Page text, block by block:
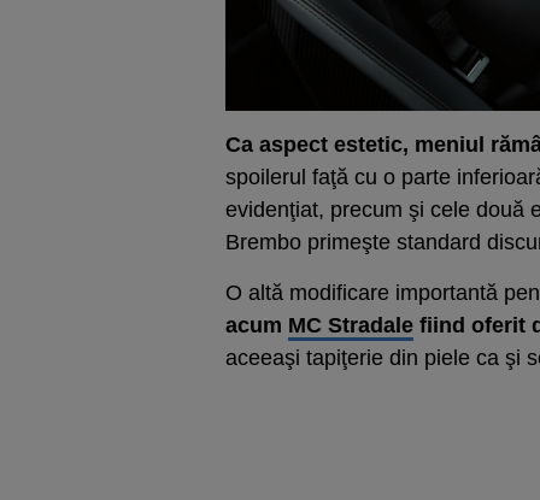
Ca aspect estetic, meniul
spoilerul faţă cu o parte
evidenţiat, precum şi cele două
Brembo primeşte standard
O altă modificare importantă
acum MC Stradale fiind oferit
aceeaşi tapiţerie din piele ca şi